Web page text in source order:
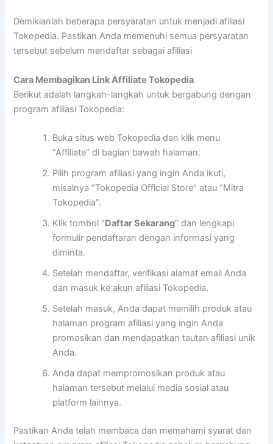
Demikianlah beberapa persyaratan untuk menjadi afiliasi
Tokopedia. Pastikan Anda memenuhi semua persyaratan
tersebut sebelum mendaftar sebagai afiliasi
Cara Membagikan Link Affiliate Tokopedia
Berikut adalah langkah-langkah untuk bergabung dengan
program afiliasi Tokopedia:
Buka situs web Tokopedia dan klik menu
“Affiliate” di bagian bawah halaman.
Pilih program afiliasi yang ingin Anda ikuti,
misalnya “Tokopedia Official Store” atau “Mitra
Tokopedia”.
Klik tombol “Daftar Sekarang” dan lengkapi
formulir pendaftaran dengan informasi yang
diminta.
Setelah mendaftar, verifikasi alamat email Anda
dan masuk ke akun afiliasi Tokopedia.
Setelah masuk, Anda dapat memilih produk atau
halaman program afiliasi yang ingin Anda
promosikan dan mendapatkan tautan afiliasi unik
Anda.
Anda dapat mempromosikan produk atau
halaman tersebut melalui media sosial atau
platform lainnya.
Pastikan Anda telah membaca dan memahami syarat dan